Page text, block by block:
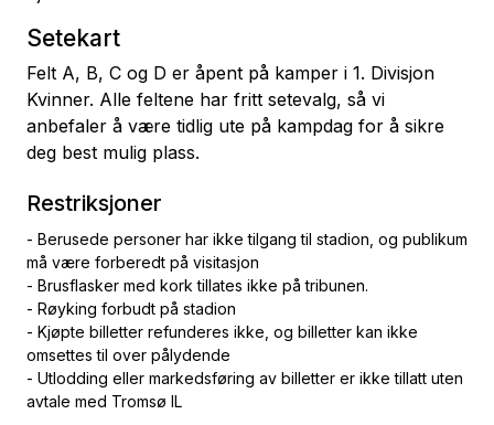
Setekart
Felt A, B, C og D er åpent på kamper i 1. Divisjon
Kvinner. Alle feltene har fritt setevalg, så vi
anbefaler å være tidlig ute på kampdag for å sikre
deg best mulig plass.
Restriksjoner
- Berusede personer har ikke tilgang til stadion, og publikum
må være forberedt på visitasjon
- Brusflasker med kork tillates ikke på tribunen.
- Røyking forbudt på stadion
- Kjøpte billetter refunderes ikke, og billetter kan ikke
omsettes til over pålydende
- Utlodding eller markedsføring av billetter er ikke tillatt uten
avtale med Tromsø IL